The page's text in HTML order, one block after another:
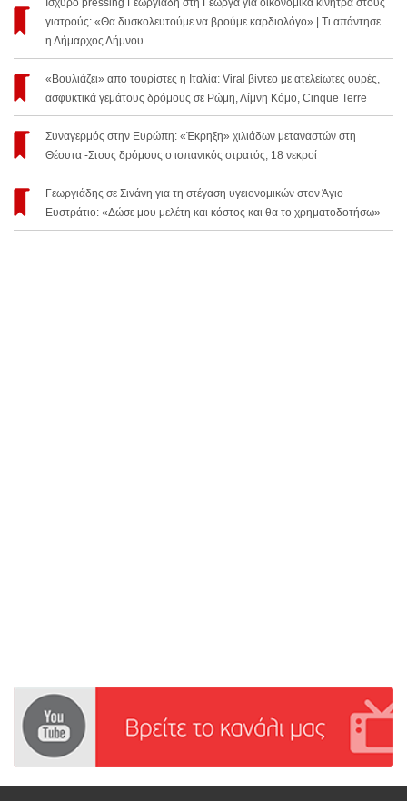
Ισχυρό pressing Γεωργιάδη στη Γεώργα για οικονομικά κίνητρα στους
γιατρούς: «Θα δυσκολευτούμε να βρούμε καρδιολόγο» | Τι απάντησε
η Δήμαρχος Λήμνου
«Βουλιάζει» από τουρίστες η Ιταλία: Viral βίντεο με ατελείωτες ουρές,
ασφυκτικά γεμάτους δρόμους σε Ρώμη, Λίμνη Κόμο, Cinque Terre
Συναγερμός στην Ευρώπη: «Έκρηξη» χιλιάδων μεταναστών στη
Θέουτα -Στους δρόμους ο ισπανικός στρατός, 18 νεκροί
Γεωργιάδης σε Σινάνη για τη στέγαση υγειονομικών στον Άγιο
Ευστράτιο: «Δώσε μου μελέτη και κόστος και θα το χρηματοδοτήσω»